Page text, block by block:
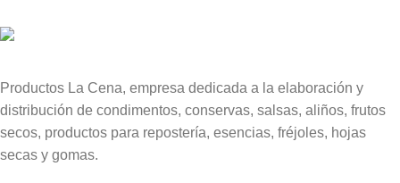
Productos La Cena, empresa dedicada a la elaboración y
distribución de condimentos, conservas, salsas, aliños, frutos
secos, productos para repostería, esencias, fréjoles, hojas
secas y gomas.